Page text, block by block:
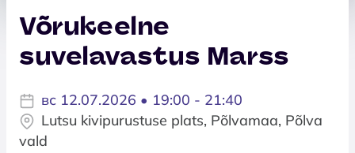
Võrukeelne
suvelavastus Marss
вс 12.07.2026 • 19:00 - 21:40
Lutsu kivipurustuse plats, Põlvamaa, Põlva
vald